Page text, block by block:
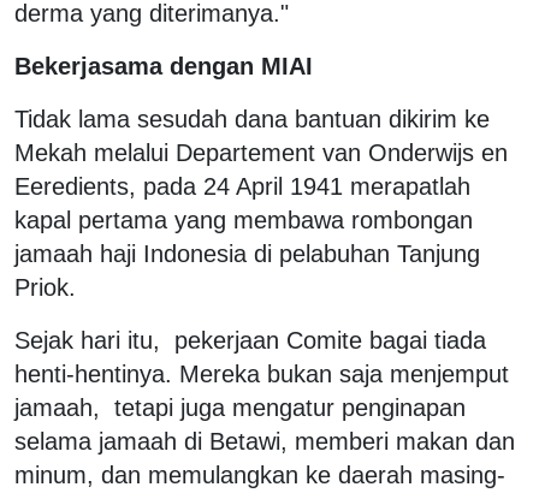
derma yang diterimanya."
Bekerjasama dengan MIAI
Tidak lama sesudah dana bantuan dikirim ke
Mekah melalui Departement van Onderwijs en
Eeredients, pada 24 April 1941 merapatlah
kapal pertama yang membawa rombongan
jamaah haji Indonesia di pelabuhan Tanjung
Priok.
Sejak hari itu, pekerjaan Comite bagai tiada
henti-hentinya. Mereka bukan saja menjemput
jamaah, tetapi juga mengatur penginapan
selama jamaah di Betawi, memberi makan dan
minum, dan memulangkan ke daerah masing-